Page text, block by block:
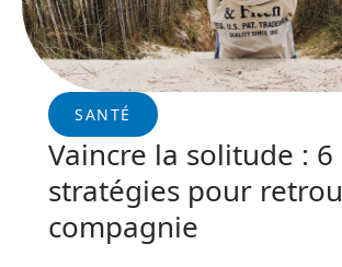
SANTÉ
Vaincre la solitude : 6
stratégies pour
compagnie